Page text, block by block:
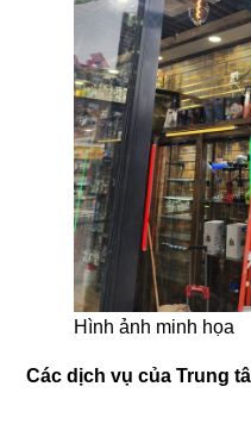
Hình ảnh minh họa
Các dịch vụ của Trung